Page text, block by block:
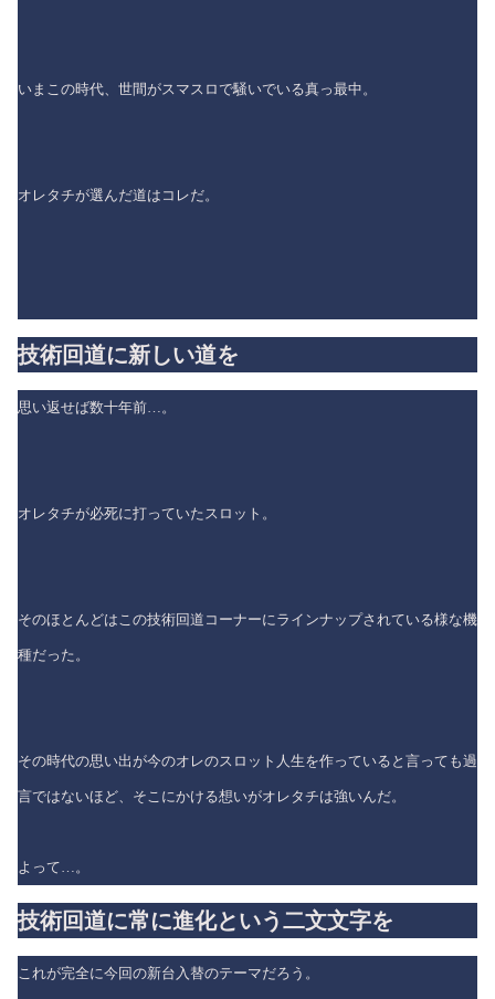
いまこの時代、世間がスマスロで騒いでいる真っ最中。
オレタチが選んだ道はコレだ。
技術回道に新しい道を
思い返せば数十年前…。
オレタチが必死に打っていたスロット。
そのほとんどはこの技術回道コーナーにラインナップされている様な機
種だった。
その時代の思い出が今のオレのスロット人生を作っていると言っても過
言ではないほど、そこにかける想いがオレタチは強いんだ。
よって…。
技術回道に常に進化という二文文字を
これが完全に今回の新台入替のテーマだろう。